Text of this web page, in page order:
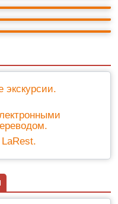
10(5)
экскурсии.